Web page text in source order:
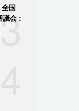
3
国
会 :